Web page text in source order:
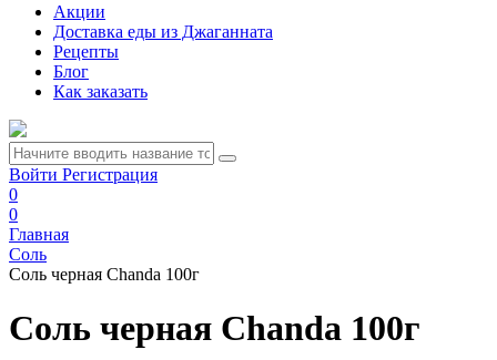
Акции
Доставка еды из Джаганната
Рецепты
Блог
Как заказать
Войти Регистрация
0
0
Главная
Соль
Соль черная Chanda 100г
Соль черная Chanda 100г